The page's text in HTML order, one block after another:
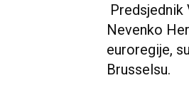
Nevenko
euroregije,
Brusselsu.